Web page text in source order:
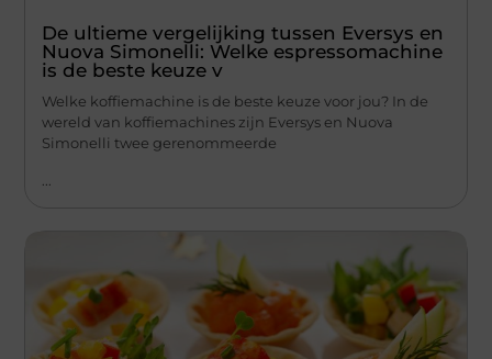
De ultieme vergelijking tussen Eversys en
Nuova Simonelli: Welke espressomachine
is de beste keuze v
Welke koffiemachine is de beste keuze voor jou? In de
wereld van koffiemachines zijn Eversys en Nuova
Simonelli twee gerenommeerde